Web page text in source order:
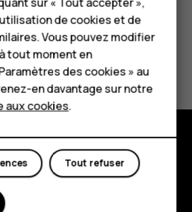
cela utile?de cookies et de
Vous pouvez modifier
tout moment en
des cookies » au
en davantage sur notre
aux cookies.
Tout refuser